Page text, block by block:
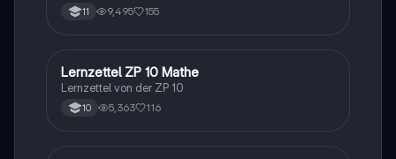
11 9,495 155
Mathe
Lernzettel ZP 10 Mathe
Lernzettel von der ZP 10
10 5,363 116